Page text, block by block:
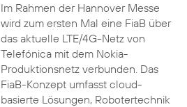
Im Rahmen der Hannover Messe
wird zum ersten Mal eine FiaB über
das aktuelle LTE/4G-Netz von
Telefónica mit dem Nokia-
Produktionsnetz verbunden. Das
FiaB-Konzept umfasst cloud-
basierte Lösungen, Robotertechnik